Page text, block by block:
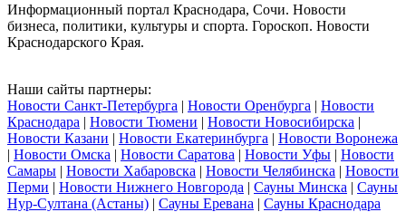
Информационный портал Краснодара, Сочи. Новости
бизнеса, политики, культуры и спорта. Гороскоп. Новости
Краснодарского Края.
Наши сайты партнеры:
Новости Санкт-Петербурга | Новости Оренбурга | Новости
Краснодара | Новости Тюмени | Новости Новосибирска |
Новости Казани | Новости Екатеринбурга | Новости Воронежа
| Новости Омска | Новости Саратова | Новости Уфы | Новости
Самары | Новости Хабаровска | Новости Челябинска | Новости
Перми | Новости Нижнего Новгорода | Сауны Минска | Сауны
Нур-Султана (Астаны) | Сауны Еревана | Сауны Краснодара